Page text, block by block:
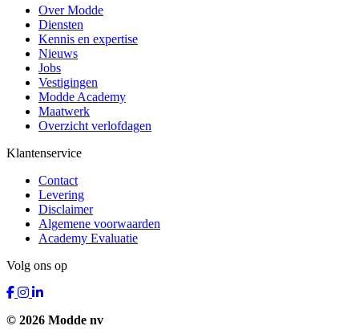
Over Modde
Diensten
Kennis en expertise
Nieuws
Jobs
Vestigingen
Modde Academy
Maatwerk
Overzicht verlofdagen
Klantenservice
Contact
Levering
Disclaimer
Algemene voorwaarden
Academy Evaluatie
Volg ons op
© 2026 Modde nv